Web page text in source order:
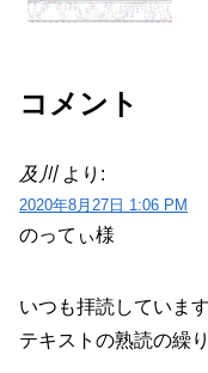
コメント
及川 より:
2020年8月27日 1:06 PM
のってぃ様
いつも拝読しています
テキストの熟読の繰